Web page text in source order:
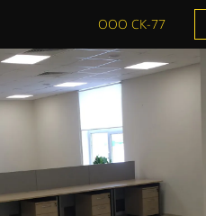
ООО СК-77